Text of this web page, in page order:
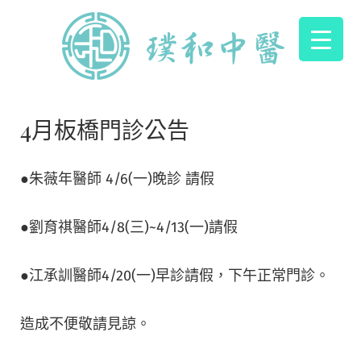
4月板橋門診公告
●朱薇年醫師 4/6(一)晚診 請假
●劉育祺醫師4/8(三)~4/13(一)請假
●江承訓醫師4/20(一)早診請假，下午正常門診。
造成不便敬請見諒。